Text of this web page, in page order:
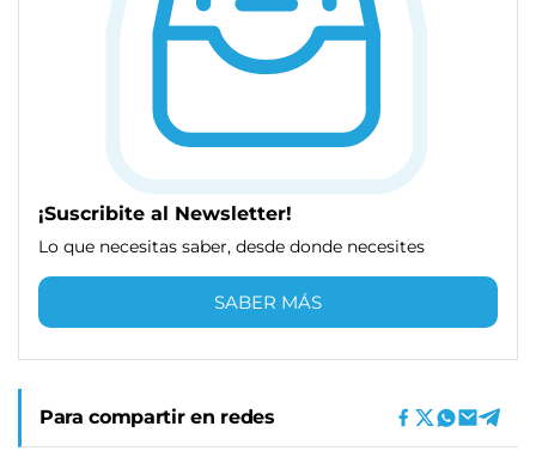
¡Suscribite al Newsletter!
Lo que necesitas saber, desde donde necesites
SABER MÁS
Para compartir en redes